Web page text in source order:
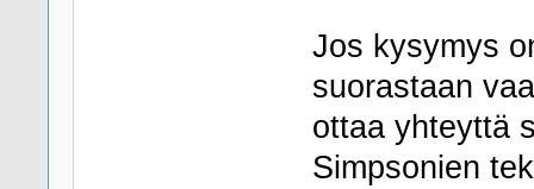
Jos kysymys
suorastaan
ottaa yhteyttä
Simpsonien